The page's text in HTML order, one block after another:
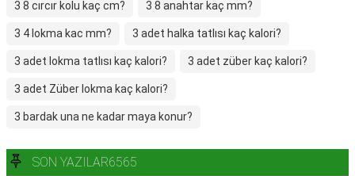
3 8 cırcır kolu kaç cm? 3 8 anahtar kaç mm?
3 4 lokma kac mm? 3 adet halka tatlısı kaç kalori?
3 adet lokma tatlısı kaç kalori? 3 adet züber kaç kalori?
3 adet Züber lokma kaç kalori?
3 bardak una ne kadar maya konur?
SON YAZILAR6565